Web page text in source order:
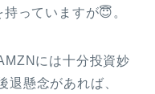
っていますが😇。
には十分投資妙
退懸念があれば、